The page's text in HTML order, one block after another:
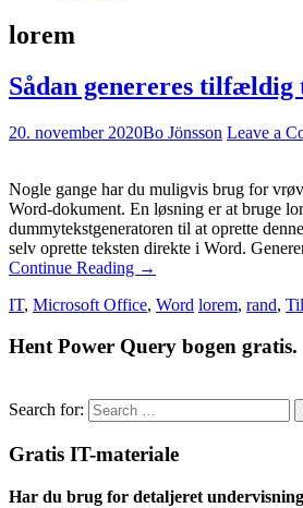
lorem
Sådan genereres tilfældig
20. november 2020Bo Jönsson Leave a
Nogle gange har du muligvis brug for
Word-dokument. En løsning er at bruge
dummytekstgeneratoren til at oprette
selv oprette teksten direkte i Word.
Continue Reading →
IT, Microsoft Office, Word lorem, rand,
Hent Power Query bogen gratis.
Search for:
Gratis IT-materiale
Har du brug for detaljeret